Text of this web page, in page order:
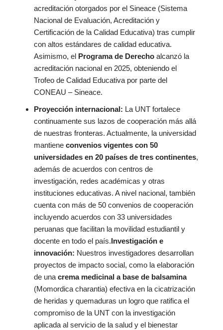
acreditación otorgados por el Sineace (Sistema
Nacional de Evaluación, Acreditación y
Certificación de la Calidad Educativa) tras cumplir
con altos estándares de calidad educativa.
Asimismo, el Programa de Derecho alcanzó la
acreditación nacional en 2025, obteniendo el
Trofeo de Calidad Educativa por parte del
CONEAU – Sineace.
Proyección internacional: La UNT fortalece
continuamente sus lazos de cooperación más allá
de nuestras fronteras. Actualmente, la universidad
mantieneconvenios vigentes con 50
universidades en 20 países de tres continentes,
además de acuerdos con centros de
investigación, redes académicas y otras
instituciones educativas. A nivel nacional, también
cuenta con más de 50 convenios de cooperación
incluyendo acuerdos con 33 universidades
peruanas que facilitan la movilidad estudiantil y
docente en todo el país.Investigación e
innovación: Nuestros investigadores desarrollan
proyectos de impacto social, como la elaboración
de unacrema medicinal a base de balsamina
(Momordica charantia) efectiva en la cicatrización
de heridas y quemaduras un logro que ratifica el
compromiso de la UNT con la investigación
aplicada al servicio de la salud y el bienestar